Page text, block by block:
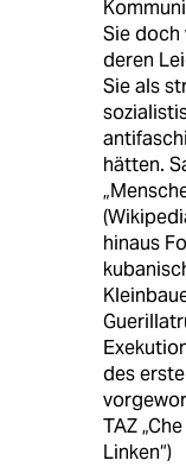
Sie doch
deren
Sie als
hätten.
hinaus
des
TAZ
Linken“)